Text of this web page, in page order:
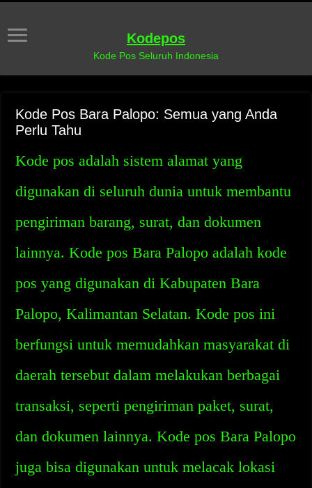
Kodepos
Kode Pos Seluruh Indonesia
Kode Pos Bara Palopo: Semua yang Anda
Perlu Tahu
Kode pos adalah sistem alamat yang
digunakan di seluruh dunia untuk membantu
pengiriman barang, surat, dan dokumen
lainnya. Kode pos Bara Palopo adalah kode
pos yang digunakan di Kabupaten Bara
Palopo, Kalimantan Selatan. Kode pos ini
berfungsi untuk memudahkan masyarakat di
daerah tersebut dalam melakukan berbagai
transaksi, seperti pengiriman paket, surat,
dan dokumen lainnya. Kode pos Bara Palopo
juga bisa digunakan untuk melacak lokasi